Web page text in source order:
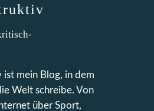
mein Blog, in dem
Welt schreibe. Von
über Sport,